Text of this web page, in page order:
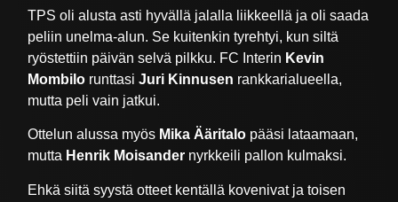
TPS oli alusta asti hyvällä jalalla liikkeellä ja oli saada
peliin unelma-alun. Se kuitenkin tyrehtyi, kun siltä
ryöstettiin päivän selvä pilkku. FC Interin Kevin
Mombilo runttasiJuri Kinnusen rankkarialueella,
mutta peli vain jatkui.
Ottelun alussa myös Mika Ääritalo pääsi lataamaan,
mutta Henrik Moisander nyrkkeili pallon kulmaksi.
Ehkä siitä syystä otteet kentällä kovenivat ja toisen